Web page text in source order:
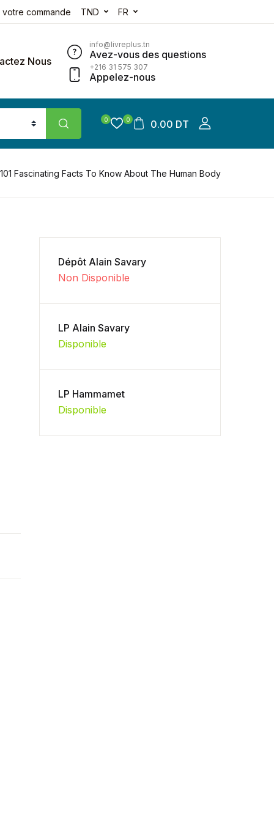
votre commande TND FR
Nous
info@livreplus.tn
Avez-vous des questions
+216 31 575 307
Appelez-nous
0 0 0.00 DT
101 Fascinating Facts To Know About The Human Body
Dépôt Alain Savary
Non Disponible
LP Alain Savary
Disponible
LP Hammamet
Disponible